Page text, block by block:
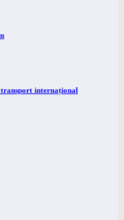
transport internațional